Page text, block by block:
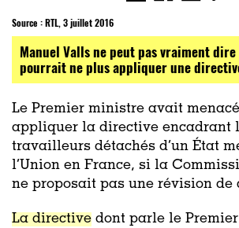
Source : RTL, 3 juillet 2016
Manuel Valls ne peut pas vraiment
pourrait ne plus appliquer une
Le Premier ministre avait
appliquer la directive encadrant
travailleurs détachés d’un État
l’Union en France, si la
ne proposait pas une révision de
La directive dont parle le